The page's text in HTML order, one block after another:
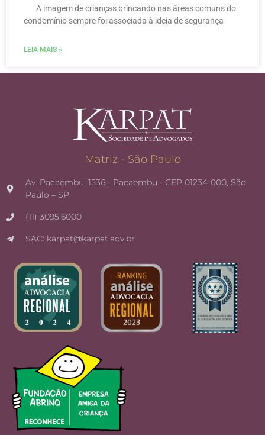
A imagem de crianças brincando nas áreas comuns do
condomínio sempre foi associada à ideia de segurança
LEIA MAIS »
Matriz - São Paulo
Av. Pacaembu, 1536 - Pacaembu - CEP 01234-000, São
Paulo – SP
(11) 3095.6000
SAC: karpat@karpat.adv.br